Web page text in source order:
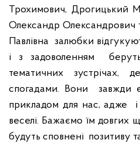
Трохимович, Дрогицький
Олександр Олександрович
Павлівна залюбки
і з задоволенням
тематичних зустрічах,
спогадами. Вони завжди
прикладом для нас, адже і
веселі. Бажаємо їм довгих
будуть сповнені позитиву